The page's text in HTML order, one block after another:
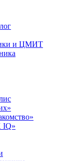
и ЦМИТ
IQ»